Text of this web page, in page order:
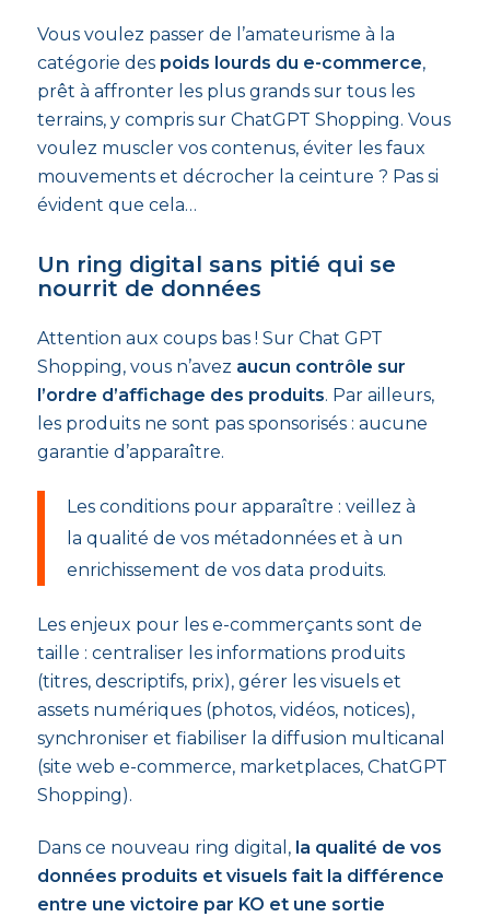
Vous voulez passer de l’amateurisme à la
catégorie des poids lourds du e-commerce,
prêt à affronter les plus grands sur tous les
terrains, y compris sur ChatGPT Shopping. Vous
voulez muscler vos contenus, éviter les faux
mouvements et décrocher la ceinture ? Pas si
évident que cela…
Un ring digital sans pitié qui se
nourrit de données
Attention aux coups bas ! Sur Chat GPT
Shopping, vous n’avez aucun contrôle sur
l’ordre d’affichage des produits. Par ailleurs,
les produits ne sont pas sponsorisés : aucune
garantie d’apparaître.
Les conditions pour apparaître : veillez à
la qualité de vos métadonnées et à un
enrichissement de vos data produits.
Les enjeux pour les e-commerçants sont de
taille : centraliser les informations produits
(titres, descriptifs, prix), gérer les visuels et
assets numériques (photos, vidéos, notices),
synchroniser et fiabiliser la diffusion multicanal
(site web e-commerce, marketplaces, ChatGPT
Shopping).
Dans ce nouveau ring digital, la qualité de vos
données produits et visuels fait la différence
entre une victoire par KO et une sortie